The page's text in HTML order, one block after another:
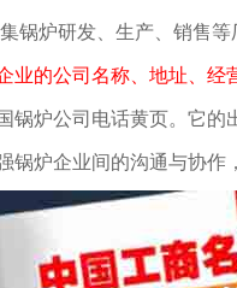
锅炉研发、生产、销售等
业的公司名称、地址、经
锅炉公司电话黄页。它的
锅炉企业间的沟通与协作